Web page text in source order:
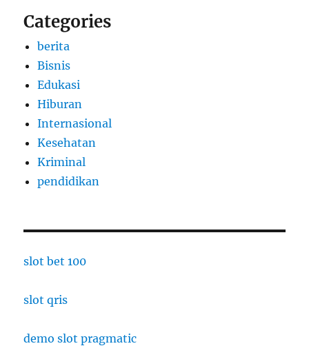
Categories
berita
Bisnis
Edukasi
Hiburan
Internasional
Kesehatan
Kriminal
pendidikan
slot bet 100
slot qris
demo slot pragmatic